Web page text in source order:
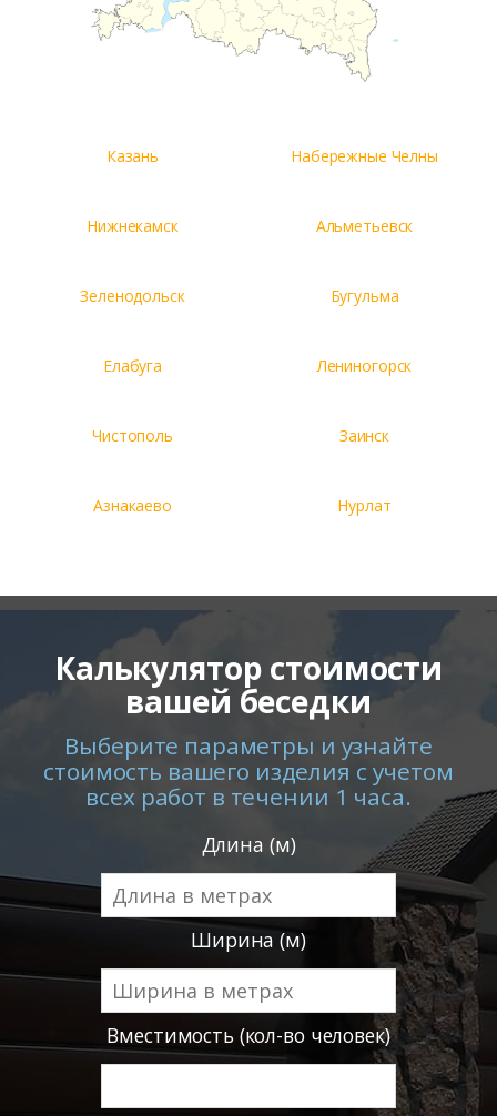
Казань Набережные Челны
Нижнекамск Альметьевск
Зеленодольск Бугульма
Елабуга Лениногорск
Чистополь Заинск
Азнакаево Нурлат
Калькулятор стоимости
вашей беседки
Выберите параметры и узнайте
стоимость вашего изделия с учетом
всех работ в течении 1 часа.
Длина (м)
Ширина (м)
Вместимость (кол-во человек)